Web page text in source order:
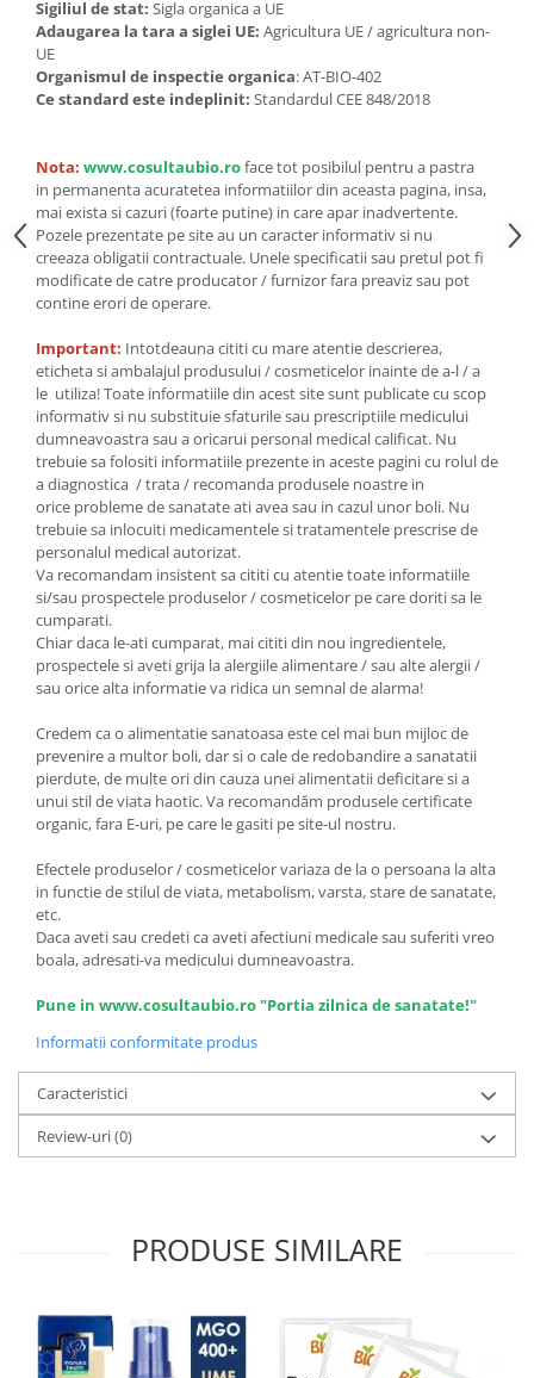
Mixuri, condimente si mirodenii
Mixuri
Condimente
Maioneza bio
Pesto Bio
Semipreparate
Specialitati si produse asiatice
Sigiliul de stat: Sigla organica a UE
Adaugarea la tara a siglei UE: Agricultura UE / agricultura non-
UE
Organismul de inspectie organica: AT-BIO-402
Ce standard este indeplinit: Standardul CEE 848/2018
Nota: www.cosultaubio.roface tot posibilul pentru a pastra
in permanenta acuratetea informatiilor din aceasta pagina, insa,
mai exista si cazuri (foarte putine) in care apar inadvertente.
Pozele prezentate pe site au un caracter informativ si nu
creeaza obligatii contractuale. Unele specificatii sau pretul pot fi
modificate de catre producator / furnizor fara preaviz sau pot
contine erori de operare.
Important: Intotdeauna cititi cu mare atentie descrierea,
eticheta si ambalajul produsului / cosmeticelor inainte de a-l / a
le utiliza! Toate informatiile din acest site sunt publicate cu scop
informativ si nu substituie sfaturile sau prescriptiile medicului
dumneavoastra sau a oricarui personal medical calificat. Nu
trebuie sa folositi informatiile prezente in aceste pagini cu rolul de
a diagnostica / trata / recomanda produsele noastre in
orice probleme de sanatate ati avea sau in cazul unor boli. Nu
trebuie sa inlocuiti medicamentele si tratamentele prescrise de
personalul medical autorizat.
Va recomandam insistent sa cititi cu atentie toate informatiile
si/sau prospectele produselor / cosmeticelor pe care doriti sa le
cumparati.
Chiar daca le-ati cumparat, mai cititi din nou ingredientele,
prospectele si aveti grija la alergiile alimentare / sau alte alergii /
sau orice alta informatie va ridica un semnal de alarma!
Credem ca o alimentatie sanatoasa este cel mai bun mijloc de
prevenire a multor boli, dar si o cale de redobandire a sanatatii
pierdute, de multe ori din cauza unei alimentatii deficitare si a
unui stil de viata haotic. Va recomandăm produsele certificate
organic, fara E-uri, pe care le gasiti pe site-ul nostru.
Efectele produselor / cosmeticelor variaza de la o persoana la alta
in functie de stilul de viata, metabolism, varsta, stare de sanatate,
etc.
Daca aveti sau credeti ca aveti afectiuni medicale sau suferiti vreo
boala, adresati-va medicului dumneavoastra.
Pune in www.cosultaubio.ro "Portia zilnica de sanatate!"
Informatii conformitate produs
Caracteristici
Review-uri(0)
PRODUSE SIMILARE